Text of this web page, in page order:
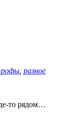
разное
то рядом…